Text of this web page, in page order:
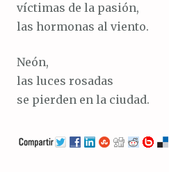
víctimas de la pasión,
las hormonas al viento.
Neón,
las luces rosadas
se pierden en la ciudad.